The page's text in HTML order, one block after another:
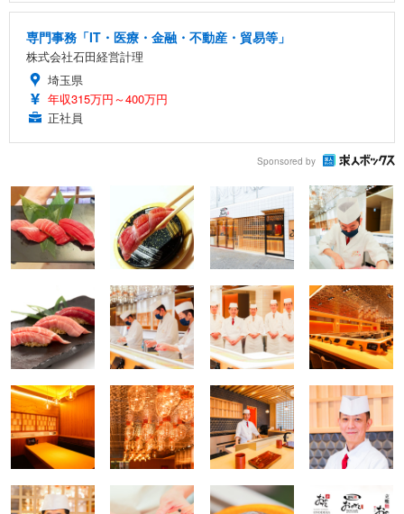
専門事務「IT・医療・金融・不動産・貿易等」
株式会社石田経営計理
埼玉県
年収315万円～400万円
正社員
Sponsored by